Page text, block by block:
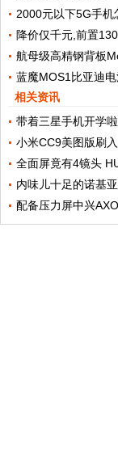
2000元以下5G手机
降价仅千元,前置
航母级高精钢背板
蓝魔MOS1比亚迪
相关资讯
带着三星手机开学
小米CC9美图版刷
全面屏竟有4镜头
内味儿十足的诺基
配备压力屏中兴